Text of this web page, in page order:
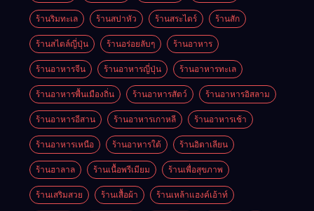
ร้านริมทะเล ร้านสปาหัว ร้านสระไดร์ ร้านสัก
ร้านสไตล์ญี่ปุ่น ร้านอร่อยลับๆ ร้านอาหาร
ร้านอาหารจีน ร้านอาหารญี่ปุ่น ร้านอาหารทะเล
ร้านอาหารพื้นเมืองถิ่น ร้านอาหารสัตว์ ร้านอาหารอิสลาม
ร้านอาหารอีสาน ร้านอาหารเกาหลี ร้านอาหารเช้า
ร้านอาหารเหนือ ร้านอาหารใต้ ร้านอิตาเลียน
ร้านฮาลาล ร้านเนื้อพรีเมียม ร้านเพื่อสุขภาพ
ร้านเสริมสวย ร้านเสื้อผ้า ร้านเหล้าแฮงค์เอ้าท์